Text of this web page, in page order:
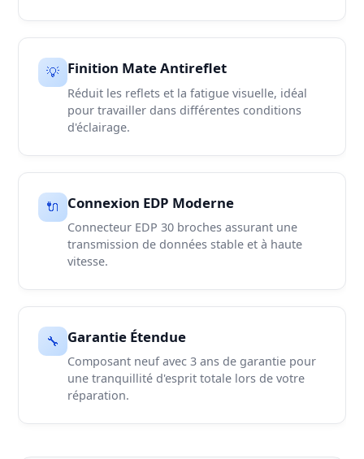
💡 Finition Mate Antireflet
Réduit les reflets et la fatigue visuelle, idéal
pour travailler dans différentes conditions
d'éclairage.
🔌 Connexion EDP Moderne
Connecteur EDP 30 broches assurant une
transmission de données stable et à haute
vitesse.
🔧 Garantie Étendue
Composant neuf avec 3 ans de garantie pour
une tranquillité d'esprit totale lors de votre
réparation.